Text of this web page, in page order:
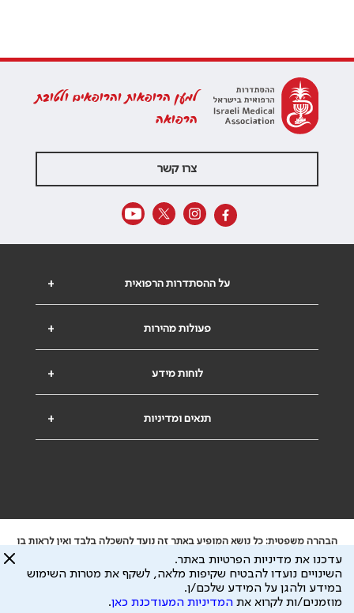
למען הרופאות והרופאים ולטובת
הרפואה
צרו קשר
+ על ההסתדרות הרפואית
+ פעולות מהירות
+ לוחות מידע
+ תנאים ומדיניות
הבהרה משפטית: כל נושא המופיע באתר זה נועד להשכלה בלבד ואין לראות בו
ייעוץ רפואי או משפטי. אין הר"י אחראית לתוכן המתפרסם באתר זה ולכל נזק
שעלול להיגרם.
ידוע לי שהר"י אוספת ושומרת מידע אישי לצורך מתן השרות וכי חלק ממנו עשוי
להיות מועבר לצדדים שלישיים, הכל בכפוף למדיניות הפרטיות
עדכנו את מדיניות הפרטיות באתר.
השינויים נועדו להבטיח שקיפות מלאה, לשקף את מטרות השימוש
במידע ולהגן על המידע שלכם/ן.
מוזמנים/ות לקרוא את המדיניות המעודכנת כאן.